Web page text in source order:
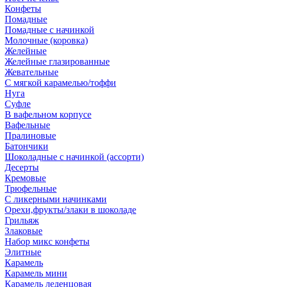
Конфеты
Помадные
Помадные с начинкой
Молочные (коровка)
Желейные
Желейные глазированные
Жевательные
С мягкой карамелью/тоффи
Нуга
Суфле
В вафельном корпусе
Вафельные
Пралиновые
Батончики
Шоколадные с начинкой (ассорти)
Десерты
Кремовые
Трюфельные
С ликерными начинками
Орехи,фрукты/злаки в шоколаде
Грильяж
Злаковые
Набор микс конфеты
Элитные
Карамель
Карамель мини
Карамель леденцовая